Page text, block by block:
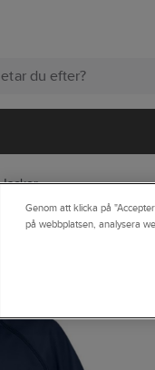
Jackor
Genom att klicka på
på webbplatsen, analysera